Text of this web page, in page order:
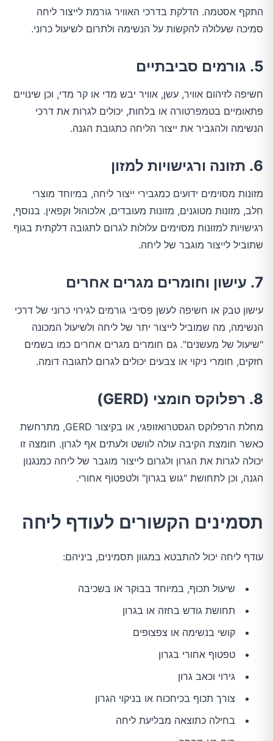
התקף אסטמה. הדלקת בדרכי האוויר גורמת לייצור ליחה
סמיכה שעלולה להקשות על הנשימה ולתרום לשיעול כרוני.
5. גורמים סביבתיים
חשיפה לזיהום אוויר, עשן, אוויר יבש מדי או קר מדי, וכן שינויים
פתאומיים בטמפרטורה או בלחות, יכולים לגרות את דרכי
הנשימה ולהגביר את ייצור הליחה כתגובת הגנה.
6. תזונה ורגישויות למזון
מזונות מסוימים ידועים כמגבירי ייצור ליחה, במיוחד מוצרי
חלב, מזונות מטוגנים, מזונות מעובדים, אלכוהול וקפאין. בנוסף,
רגישויות למזונות מסוימים עלולות לגרום לתגובה דלקתית בגוף
שתוביל לייצור מוגבר של ליחה.
7. עישון וחומרים מגרים אחרים
עישון טבק או חשיפה לעשן פסיבי גורמים לגירוי כרוני של דרכי
הנשימה, מה שמוביל לייצור יתר של ליחה ולשיעול המכונה
"שיעול של מעשנים". גם חומרים מגרים אחרים כמו בשמים
חזקים, חומרי ניקוי או צבעים יכולים לגרום לתגובה דומה.
8. רפלוקס חומצי (GERD)
מחלת הרפלוקס הגסטרואזופגי, או בקיצור GERD, מתרחשת
כאשר חומצת הקיבה עולה לוושט ולעתים אף לגרון. חומצה זו
יכולה לגרות את הגרון ולגרום לייצור מוגבר של ליחה כמנגנון
הגנה, וכן לתחושת "גוש בגרון" ולטפטוף אחורי.
תסמינים הקשורים לעודף ליחה
עודף ליחה יכול להתבטא במגוון תסמינים, ביניהם:
שיעול תכוף, במיוחד בבוקר או בשכיבה
תחושת גודש בחזה או בגרון
קושי בנשימה או צפצופים
טפטוף אחורי בגרון
גירוי וכאב גרון
צורך תכוף בכיחכוח או בניקוי הגרון
בחילה כתוצאה מבליעת ליחה